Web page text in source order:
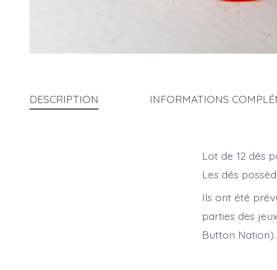
DESCRIPTION INFORMATIONS
Lot de 12 dés
Les dés
Ils ont été
parties des
Button Nation).